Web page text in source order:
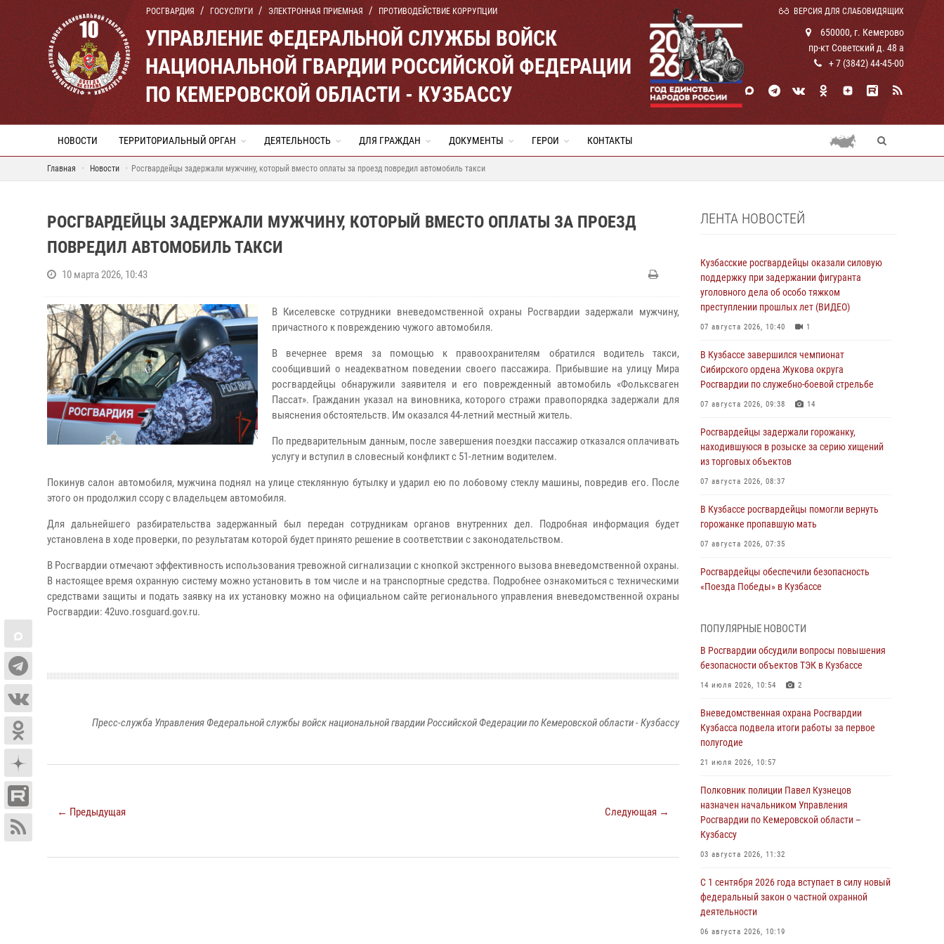
РОСГВАРДИЯ ГОСУСЛУГИ ЭЛЕКТРОННАЯ ПРИЕМНАЯ ПРОТИВОДЕЙСТВИЕ КОРРУПЦИИ ВЕРСИЯ ДЛЯ СЛАБОВИДЯЩИХ
УПРАВЛЕНИЕ ФЕДЕРАЛЬНОЙ СЛУЖБЫ ВОЙСК
НАЦИОНАЛЬНОЙ ГВАРДИИ РОССИЙСКОЙ ФЕДЕРАЦИИ
ПО КЕМЕРОВСКОЙ ОБЛАСТИ - КУЗБАССУ
650000, г. Кемерово
пр-кт Советский д. 48 а
+ 7 (3842) 44-45-00
НОВОСТИ ТЕРРИТОРИАЛЬНЫЙ ОРГАН ДЕЯТЕЛЬНОСТЬ ДЛЯ ГРАЖДАН ДОКУМЕНТЫ ГЕРОИ КОНТАКТЫ
Главная Новости Росгвардейцы задержали мужчину, который вместо оплаты за проезд повредил автомобиль такси
РОСГВАРДЕЙЦЫ ЗАДЕРЖАЛИ МУЖЧИНУ, КОТОРЫЙ ВМЕСТО ОПЛАТЫ ЗА ПРОЕЗД
ПОВРЕДИЛ АВТОМОБИЛЬ ТАКСИ
10 марта 2026, 10:43
В Киселевске сотрудники вневедомственной охраны Росгвардии задержали мужчину,
причастного к повреждению чужого автомобиля.
В вечернее время за помощью к правоохранителям обратился водитель такси,
сообщивший о неадекватном поведении своего пассажира. Прибывшие на улицу Мира
росгвардейцы обнаружили заявителя и его поврежденный автомобиль «Фольксваген
Пассат». Гражданин указал на виновника, которого стражи правопорядка задержали для
выяснения обстоятельств. Им оказался 44‑летний местный житель.
По предварительным данным, после завершения поездки пассажир отказался оплачивать
услугу и вступил в словесный конфликт с 51-летним водителем.
Покинув салон автомобиля, мужчина поднял на улице стеклянную бутылку и ударил ею по лобовому стеклу машины, повредив его. После
этого он продолжил ссору с владельцем автомобиля.
Для дальнейшего разбирательства задержанный был передан сотрудникам органов внутренних дел. Подробная информация будет
установлена в ходе проверки, по результатам которой будет принято решение в соответствии с законодательством.
В Росгвардии отмечают эффективность использования тревожной сигнализации с кнопкой экстренного вызова вневедомственной охраны.
В настоящее время охранную систему можно установить в том числе и на транспортные средства. Подробнее ознакомиться с техническими
средствами защиты и подать заявку на их установку можно на официальном сайте регионального управления вневедомственной охраны
Росгвардии: 42uvo.rosguard.gov.ru.
Пресс-служба Управления Федеральной службы войск национальной гвардии Российской Федерации по Кемеровской области - Кузбассу
← Предыдущая Следующая →
ЛЕНТА НОВОСТЕЙ
Кузбасские росгвардейцы оказали силовую
поддержку при задержании фигуранта
уголовного дела об особо тяжком
преступлении прошлых лет (ВИДЕО)
07 августа 2026, 10:40 1
В Кузбассе завершился чемпионат
Сибирского ордена Жукова округа
Росгвардии по служебно-боевой стрельбе
07 августа 2026, 09:38 14
Росгвардейцы задержали горожанку,
находившуюся в розыске за серию хищений
из торговых объектов
07 августа 2026, 08:37
В Кузбассе росгвардейцы помогли вернуть
горожанке пропавшую мать
07 августа 2026, 07:35
Росгвардейцы обеспечили безопасность
«Поезда Победы» в Кузбассе
Генерал-полковник Олег Плохой поздравил
специалистов организационно-штатных
подразделений Росгвардии с
профессиональным праздником
С 1 сентября 2026 года вступает в силу новый
федеральный закон о частной охранной
Росгвардейцы задержали предполагаемого
виновника причинения ножевого ранения
кемеровчанину
06 августа 2026, 09:18
Росгвардейцы задержали мужчину,
повредившего имущество горожанки
06 августа 2026, 08:17
ПОПУЛЯРНЫЕ НОВОСТИ
В Росгвардии обсудили вопросы повышения
безопасности объектов ТЭК в Кузбассе
14 июля 2026, 10:54 2
Вневедомственная охрана Росгвардии
Кузбасса подвела итоги работы за первое
полугодие
21 июля 2026, 10:57
Полковник полиции Павел Кузнецов
назначен начальником Управления
Росгвардии по Кемеровской области –
Кузбассу
03 августа 2026, 11:32
С 1 сентября 2026 года вступает в силу новый
федеральный закон о частной охранной
деятельности
06 августа 2026, 10:19